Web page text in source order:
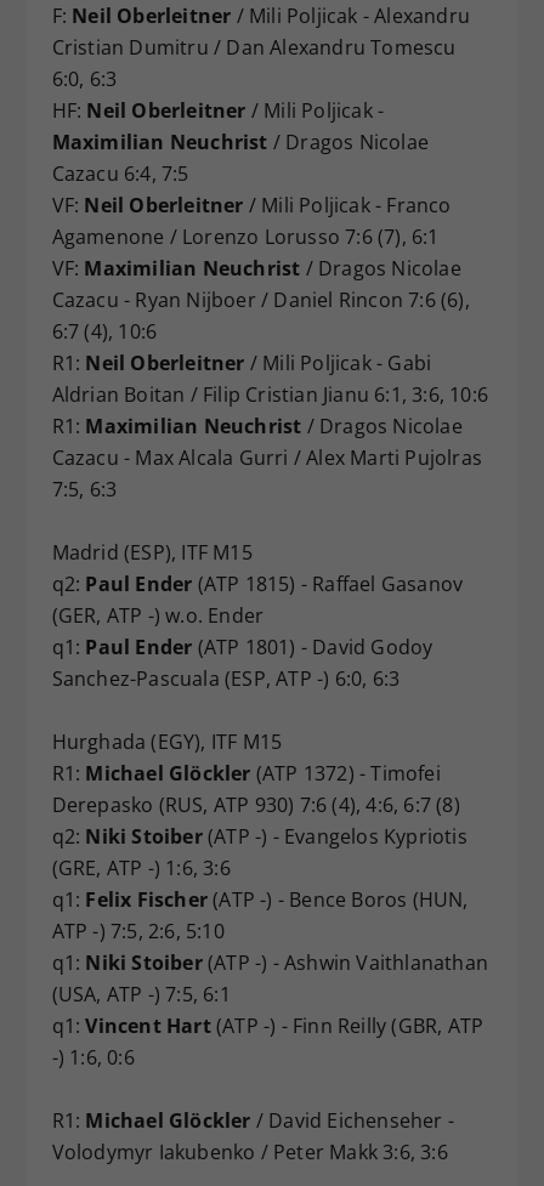
F: Neil Oberleitner / Mili Poljicak - Alexandru
Cristian Dumitru / Dan Alexandru Tomescu
6:0, 6:3
HF: Neil Oberleitner / Mili Poljicak -
Maximilian Neuchrist / Dragos Nicolae
Cazacu 6:4, 7:5
VF: Neil Oberleitner / Mili Poljicak - Franco
Agamenone / Lorenzo Lorusso 7:6 (7), 6:1
VF: Maximilian Neuchrist / Dragos Nicolae
Cazacu - Ryan Nijboer / Daniel Rincon 7:6 (6),
6:7 (4), 10:6
R1: Neil Oberleitner / Mili Poljicak - Gabi
Aldrian Boitan / Filip Cristian Jianu 6:1, 3:6, 10:6
R1: Maximilian Neuchrist / Dragos Nicolae
Cazacu - Max Alcala Gurri / Alex Marti Pujolras
7:5, 6:3
Madrid (ESP), ITF M15
q2: Paul Ender (ATP 1815) - Raffael Gasanov
(GER, ATP -) w.o. Ender
q1: Paul Ender (ATP 1801) - David Godoy
Sanchez-Pascuala (ESP, ATP -) 6:0, 6:3
Hurghada (EGY), ITF M15
R1: Michael Glöckler (ATP 1372) - Timofei
Derepasko (RUS, ATP 930) 7:6 (4), 4:6, 6:7 (8)
q2: Niki Stoiber(ATP -) - Evangelos Kypriotis
(GRE, ATP -) 1:6, 3:6
q1: Felix Fischer(ATP -) - Bence Boros (HUN,
ATP -) 7:5, 2:6, 5:10
q1: Niki Stoiber(ATP -) - Ashwin Vaithlanathan
(USA, ATP -) 7:5, 6:1
q1:Vincent Hart(ATP -) - Finn Reilly (GBR, ATP
-) 1:6, 0:6
R1: Michael Glöckler / David Eichenseher -
Volodymyr Iakubenko / Peter Makk 3:6, 3:6